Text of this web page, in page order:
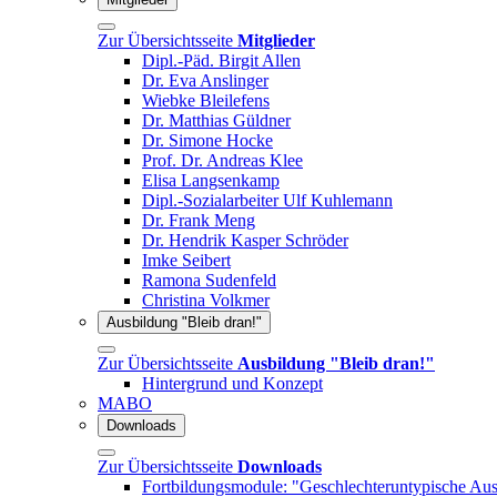
Zur Übersichtsseite Mitglieder
Dipl.-Päd. Birgit Allen
Dr. Eva Anslinger
Wiebke Bleilefens
Dr. Matthias Güldner
Dr. Simone Hocke
Prof. Dr. Andreas Klee
Elisa Langsenkamp
Dipl.-Sozialarbeiter Ulf Kuhlemann
Dr. Frank Meng
Dr. Hendrik Kasper Schröder
Imke Seibert
Ramona Sudenfeld
Christina Volkmer
Ausbildung "Bleib dran!"
Zur Übersichtsseite Ausbildung "Bleib dran!"
Hintergrund und Konzept
MABO
Downloads
Zur Übersichtsseite Downloads
Fortbildungsmodule: "Geschlechteruntypische